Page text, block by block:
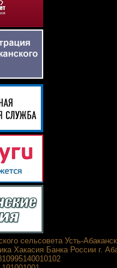
сельсовета Усть-
Хакасия Банка России г.